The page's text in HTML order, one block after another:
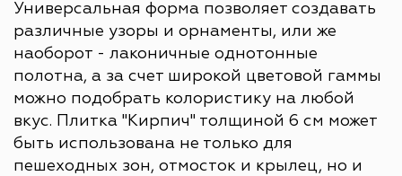
Универсальная форма позволяет создавать
различные узоры и орнаменты, или же
наоборот - лаконичные однотонные
полотна, а за счет широкой цветовой гаммы
можно подобрать колористику на любой
вкус. Плитка "Кирпич" толщиной 6 см может
быть использована не только для
пешеходных зон, отмосток и крылец, но и